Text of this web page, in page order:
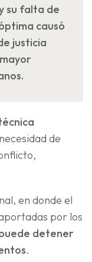
su falta de
causó
justicia
de
en donde el
por los
detener
.